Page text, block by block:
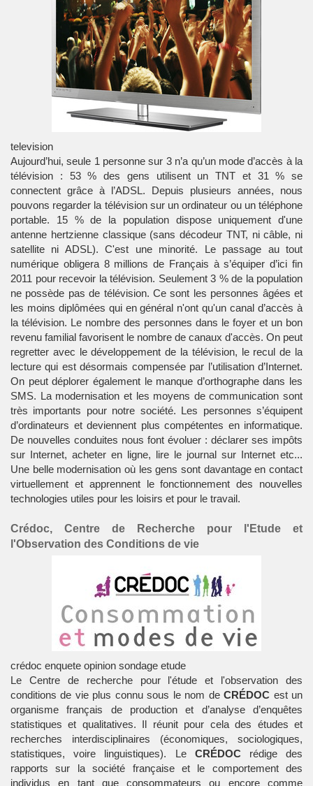
television
Aujourd’hui, seule 1 personne sur 3 n’a qu’un mode d’accès à la
télévision : 53 % des gens utilisent un TNT et 31 % se
connectent grâce à l’ADSL. Depuis plusieurs années, nous
pouvons regarder la télévisionsur un ordinateur ou untéléphone
portable. 15 % de la population dispose uniquement d'une
antenne hertzienne classique (sans décodeur TNT, ni câble, ni
satellite ni ADSL). C'est une minorité. Le passage au tout
numérique obligera 8 millions de Français à s’équiper d’ici fin
2011 pour recevoir la télévision. Seulement 3 % de la population
ne possède pas de télévision. Ce sont les personnes âgées et
les moins diplômées qui en général n'ont qu'un canal d’accès à
la télévision. Le nombre des personnes dans le foyer et un bon
revenu familial favorisent le nombre de canaux d'accès. On peut
regretter avec le développement de la télévision, le recul de la
lecture qui est désormais compensée par l’utilisation d’Internet.
On peut déplorer également le manque d’orthographe dans les
SMS. La modernisation et les moyens de communication sont
très importants pour notre société. Les personnes s’équipent
d’ordinateurs et deviennent plus compétentes en informatique.
De nouvelles conduites nous font évoluer : déclarer ses impôts
sur Internet, acheter en ligne, lire le journal sur Internet etc...
Une belle modernisation où les gens sont davantage en contact
virtuellement et apprennent le fonctionnement des nouvelles
technologies utiles pour les loisirs et pour le travail.
Crédoc, Centre de Recherche pour l'Etude et
l'Observation des Conditions de vie
crédoc enquete opinion sondage etude
Le Centre de recherche pour l'étude et l'observation des
conditions de vie plus connu sous le nom deCRÉDOC est un
organisme français de production et d’analyse d’enquêtes
statistiques et qualitatives. Il réunit pour cela des études et
recherches interdisciplinaires (économiques, sociologiques,
statistiques, voire linguistiques). Le CRÉDOCrédige des
rapports sur la société française et le comportement des
individus en tant que consommateurs ou encore comme